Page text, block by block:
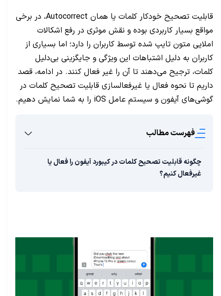
قابلیت تصحیح خودکار کلمات یا همان Autocorrect، در برخی
مواقع بسیار کاربردی بوده و نقش موثری در رفع اشکالات
املایی متون تایپ شده توسط کاربران را دارد؛ اما بسیاری از
کاربران به دلیل اشتباهات این ویژگی و جایگزینی بی‌دلیل
کلمات، ترجیح می‌دهند تا آن را غیر فعال کنند. در ادامه، قصد
داریم تا نحوه فعال یا غیرفعالسازی قابلیت تصحیح کلمات در
گوشی‌های آیفون و سیستم عامل iOS را به شما نمایش دهیم.
فهرست مطالب
چگونه قابلیت تصحیح کلمات در کیبورد آیفون را فعال یا
غیرفعال کنیم؟